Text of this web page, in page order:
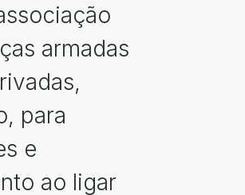
armadas
para
e
ao ligar